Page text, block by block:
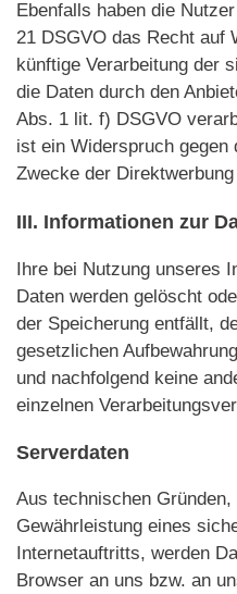
Ebenfalls haben die
21 DSGVO das Recht auf
künftige Verarbeitung der
die Daten durch den
Abs. 1 lit. f) DSGVO
ist ein Widerspruch gegen
Zwecke der
III. Informationen zur
Ihre bei Nutzung unseres
Daten werden gelöscht
der Speicherung entfällt,
gesetzlichen
und nachfolgend keine
einzelnen
Serverdaten
Aus technischen
Gewährleistung eines
Internetauftritts, werden
Browser an uns bzw. an